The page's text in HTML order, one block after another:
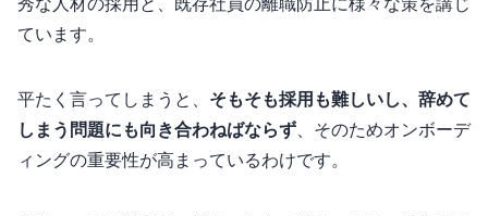
秀な人材の採用と、既存社員の離職防止に様々な策を講じ
ています。
平たく言ってしまうと、 そもそも採用も難しいし、辞めて
しまう問題にも向き合わねばならず、そのためオンボーデ
ィングの重要性が高まっているわけです。